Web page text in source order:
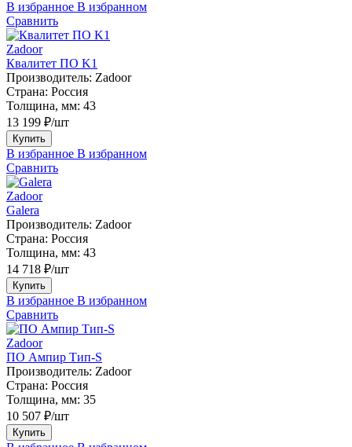
В избранное В избранном
Сравнить
Zadoor
Квалитет ПО K1
Производитель: Zadoor
Страна: Россия
Толщина, мм: 43
13 199 ₽/шт
Купить
В избранное В избранном
Сравнить
Zadoor
Galera
Производитель: Zadoor
Страна: Россия
Толщина, мм: 43
14 718 ₽/шт
Купить
В избранное В избранном
Сравнить
Zadoor
ПО Ампир Тип-S
Производитель: Zadoor
Страна: Россия
Толщина, мм: 35
10 507 ₽/шт
Купить